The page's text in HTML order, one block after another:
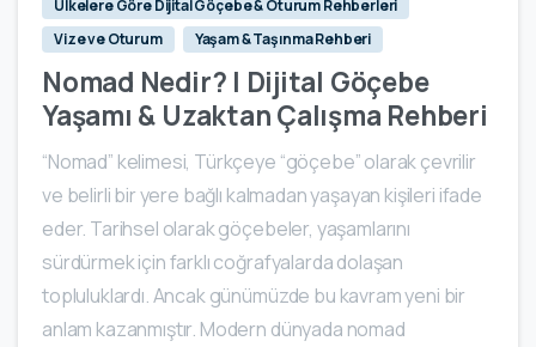
Ülkelere Göre Dijital Göçebe & Oturum Rehberleri
Vize ve Oturum
Yaşam & Taşınma Rehberi
Nomad Nedir? | Dijital Göçebe
Yaşamı & Uzaktan Çalışma Rehberi
“Nomad” kelimesi, Türkçeye “göçebe” olarak çevrilir
ve belirli bir yere bağlı kalmadan yaşayan kişileri ifade
eder. Tarihsel olarak göçebeler, yaşamlarını
sürdürmek için farklı coğrafyalarda dolaşan
topluluklardı. Ancak günümüzde bu kavram yeni bir
anlam kazanmıştır. Modern dünyada nomad